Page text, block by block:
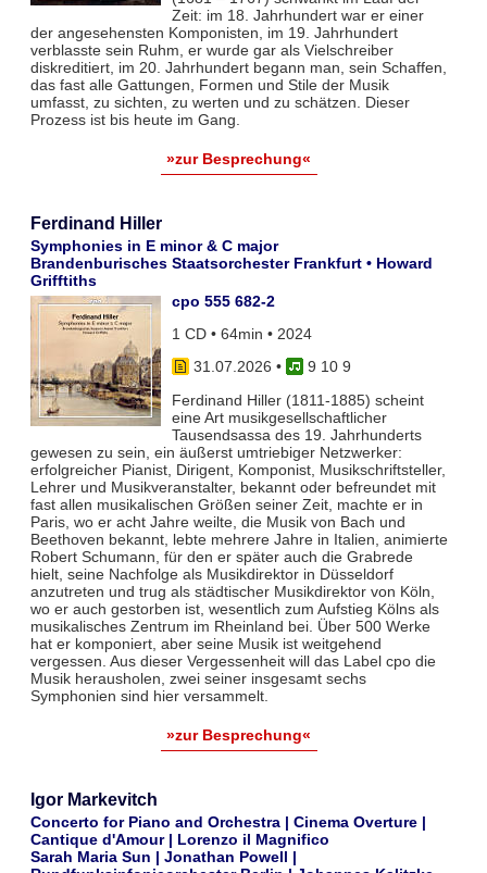
Zeit: im 18. Jahrhundert war er einer
der angesehensten Komponisten, im 19. Jahrhundert
verblasste sein Ruhm, er wurde gar als Vielschreiber
diskreditiert, im 20. Jahrhundert begann man, sein Schaffen,
das fast alle Gattungen, Formen und Stile der Musik
umfasst, zu sichten, zu werten und zu schätzen. Dieser
Prozess ist bis heute im Gang.
»zur Besprechung«
Ferdinand Hiller
Symphonies in E minor & C major
Brandenburisches Staatsorchester Frankfurt • Howard
Grifftiths
cpo 555 682-2
1 CD • 64min • 2024
31.07.2026 •
9 10 9
Ferdinand Hiller (1811-1885) scheint
eine Art musikgesellschaftlicher
Tausendsassa des 19. Jahrhunderts
gewesen zu sein, ein äußerst umtriebiger Netzwerker:
erfolgreicher Pianist, Dirigent, Komponist, Musikschriftsteller,
Lehrer und Musikveranstalter, bekannt oder befreundet mit
fast allen musikalischen Größen seiner Zeit, machte er in
Paris, wo er acht Jahre weilte, die Musik von Bach und
Beethoven bekannt, lebte mehrere Jahre in Italien, animierte
Robert Schumann, für den er später auch die Grabrede
hielt, seine Nachfolge als Musikdirektor in Düsseldorf
anzutreten und trug als städtischer Musikdirektor von Köln,
wo er auch gestorben ist, wesentlich zum Aufstieg Kölns als
musikalisches Zentrum im Rheinland bei. Über 500 Werke
hat er komponiert, aber seine Musik ist weitgehend
vergessen. Aus dieser Vergessenheit will das Label cpo die
Musik herausholen, zwei seiner insgesamt sechs
Symphonien sind hier versammelt.
»zur Besprechung«
Igor Markevitch
Concerto for Piano and Orchestra | Cinema Overture |
Cantique d'Amour | Lorenzo il Magnifico
Sarah Maria Sun | Jonathan Powell |